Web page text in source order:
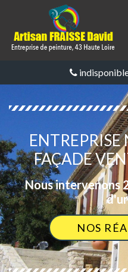
ENTREPRISE
FAÇADE
Nous intervenons
NOS